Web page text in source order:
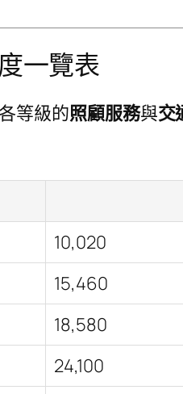
一覽表
等級的照顧服務與交
10,020
15,460
18,580
24,100